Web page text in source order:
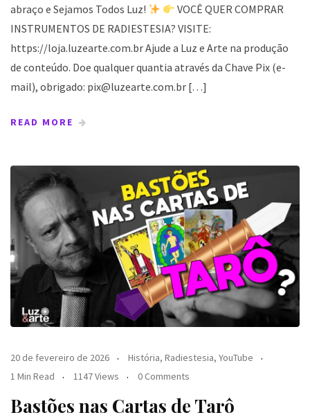
abraço e Sejamos Todos Luz!
VOCÊ QUER COMPRAR
INSTRUMENTOS DE RADIESTESIA? VISITE:
https://loja.luzearte.com.br Ajude a Luz e Arte na produção
de conteúdo. Doe qualquer quantia através da Chave Pix (e-
mail), obrigado: pix@luzearte.com.br […]
READ MORE
20 de fevereiro de 2026 História, Radiestesia, YouTube
1 Min Read
1147 Views 0 Comments
Bastões nas Cartas de Tarô